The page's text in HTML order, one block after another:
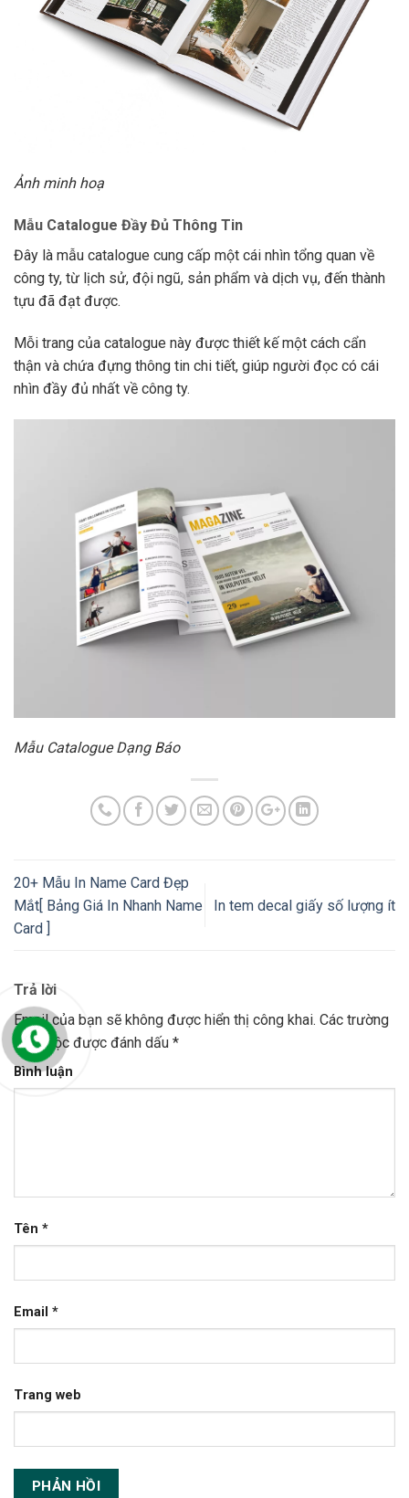
Ảnh minh hoạ
Mẫu Catalogue Đầy Đủ Thông Tin
Đây là mẫu catalogue cung cấp một cái nhìn tổng quan về
công ty, từ lịch sử, đội ngũ, sản phẩm và dịch vụ, đến thành
tựu đã đạt được.
Mỗi trang của catalogue này được thiết kế một cách cẩn
thận và chứa đựng thông tin chi tiết, giúp người đọc có cái
nhìn đầy đủ nhất về công ty.
Mẫu Catalogue Dạng Báo
20+ Mẫu In Name Card Đẹp
Mắt[ Bảng Giá In Nhanh Name
Card ]
In tem decal giấy số lượng ít
Trả lời
Email của bạn sẽ không được hiển thị công khai. Các trường
bắt buộc được đánh dấu *
Bình luận
Tên *
Email *
Trang web